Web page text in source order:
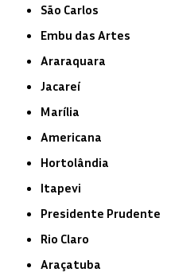
São Carlos
Embu das Artes
Araraquara
Jacareí
Marília
Americana
Hortolândia
Itapevi
Presidente Prudente
Rio Claro
Araçatuba